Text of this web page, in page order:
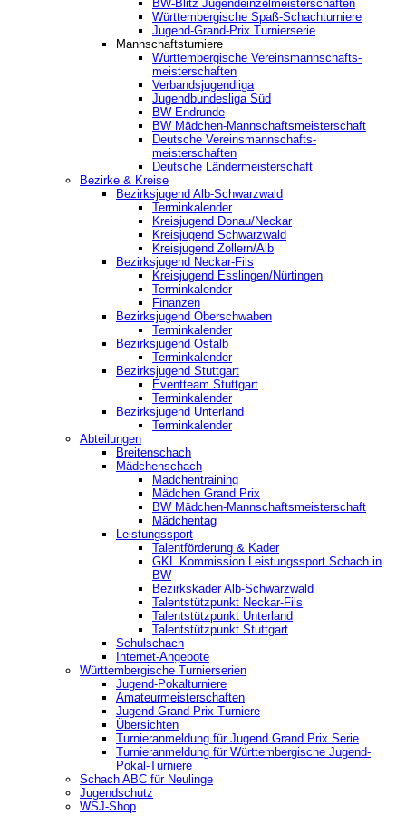
BW-Blitz Jugendeinzelmeisterschaften
Württembergische Spaß-Schachturniere
Jugend-Grand-Prix Turnierserie
Mannschaftsturniere
Württembergische Vereinsmannschafts-
meisterschaften
Verbandsjugendliga
Jugendbundesliga Süd
BW-Endrunde
BW Mädchen-Mannschaftsmeisterschaft
Deutsche Vereinsmannschafts-
meisterschaften
Deutsche Ländermeisterschaft
Bezirke & Kreise
Bezirksjugend Alb-Schwarzwald
Terminkalender
Kreisjugend Donau/Neckar
Kreisjugend Schwarzwald
Kreisjugend Zollern/Alb
Bezirksjugend Neckar-Fils
Kreisjugend ‎Esslingen/Nürtingen
Terminkalender
Finanzen
Bezirksjugend Oberschwaben
Terminkalender
Bezirksjugend Ostalb
Terminkalender
Bezirksjugend Stuttgart
‎Eventteam Stuttgart
Terminkalender
Bezirksjugend Unterland
Terminkalender
Abteilungen
Breitenschach
Mädchenschach
Mädchentraining
Mädchen Grand Prix
BW Mädchen-Mannschaftsmeisterschaft
Mädchentag
Leistungssport
Talentförderung & Kader
GKL Kommission Leistungssport Schach in
BW
Bezirkskader Alb-Schwarzwald
Talentstützpunkt Neckar-Fils
Talentstützpunkt Unterland
Talentstützpunkt Stuttgart
Schulschach
Internet-Angebote
Württembergische Turnierserien
Jugend-Pokalturniere
Amateurmeisterschaften
Jugend-Grand-Prix Turniere
Übersichten
Turnieranmeldung für Jugend Grand Prix Serie
Turnieranmeldung für Württembergische Jugend-
Pokal-Turniere
Schach ABC für Neulinge
Jugendschutz
WSJ-Shop